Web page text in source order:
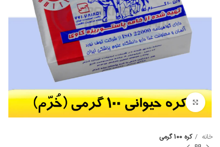
بزرگنمایی تصویر
خانه کره 100 گرمی